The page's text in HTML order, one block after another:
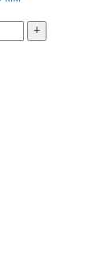
+